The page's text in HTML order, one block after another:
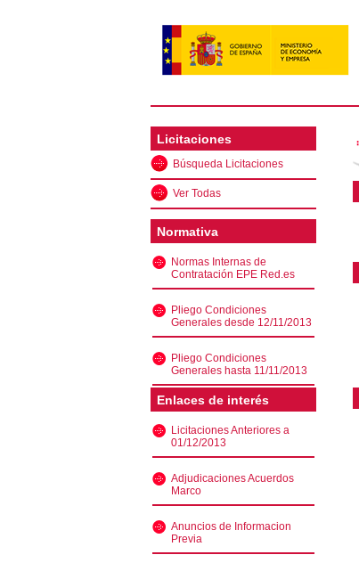
Licitaciones
Búsqueda Licitaciones
Ver Todas
Normativa
Normas Internas de
Contratación EPE Red.es
Pliego Condiciones
Generales desde 12/11/2013
Pliego Condiciones
Generales hasta 11/11/2013
Enlaces de interés
Licitaciones Anteriores a
01/12/2013
Adjudicaciones Acuerdos
Marco
Anuncios de Informacion
Previa